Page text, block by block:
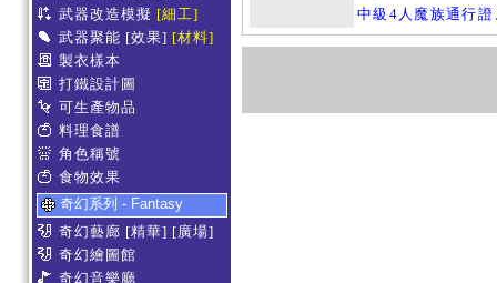
武器改造模擬 [細工]
武器聚能 [效果] [材料]
製衣樣本
打鐵設計圖
可生產物品
料理食譜
角色稱號
食物效果
奇幻系列 - Fantasy
奇幻藝廊 [精華] [廣場]
奇幻繪圖館
奇幻音樂廳
中級4人魔族通行證